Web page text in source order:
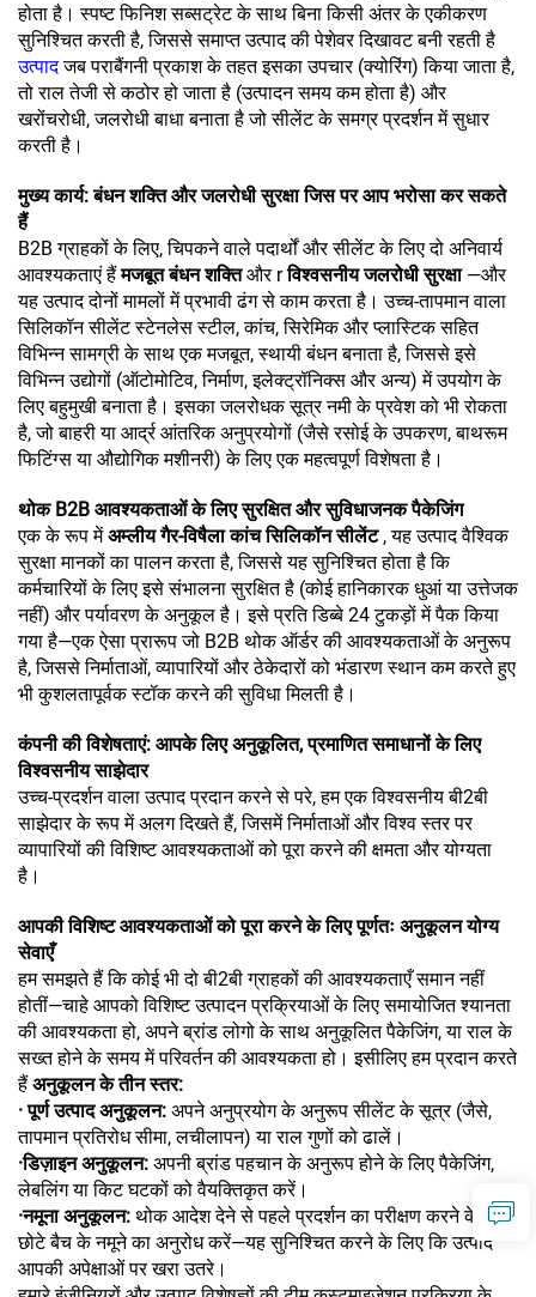
होता है। स्पष्ट फिनिश सब्सट्रेट के साथ बिना किसी अंतर के एकीकरण
सुनिश्चित करती है, जिससे समाप्त उत्पाद की पेशेवर दिखावट बनी रहती है
उत्पादजब पराबैंगनी प्रकाश के तहत इसका उपचार (क्योरिंग) किया जाता है,
तो राल तेजी से कठोर हो जाता है (उत्पादन समय कम होता है) और
खरोंचरोधी, जलरोधी बाधा बनाता है जो सीलेंट के समग्र प्रदर्शन में सुधार
करती है।
मुख्य कार्य: बंधन शक्ति और जलरोधी सुरक्षा जिस पर आप भरोसा कर सकते
हैं
B2B ग्राहकों के लिए, चिपकने वाले पदार्थों और सीलेंट के लिए दो अनिवार्य
आवश्यकताएं हैंमजबूत बंधन शक्तिऔर rविश्वसनीय जलरोधी सुरक्षा —और
यह उत्पाद दोनों मामलों में प्रभावी ढंग से काम करता है। उच्च-तापमान वाला
सिलिकॉन सीलेंट स्टेनलेस स्टील, कांच, सिरेमिक और प्लास्टिक सहित
विभिन्न सामग्री के साथ एक मजबूत, स्थायी बंधन बनाता है, जिससे इसे
विभिन्न उद्योगों (ऑटोमोटिव, निर्माण, इलेक्ट्रॉनिक्स और अन्य) में उपयोग के
लिए बहुमुखी बनाता है। इसका जलरोधक सूत्र नमी के प्रवेश को भी रोकता
है, जो बाहरी या आर्द्र आंतरिक अनुप्रयोगों (जैसे रसोई के उपकरण, बाथरूम
फिटिंग्स या औद्योगिक मशीनरी) के लिए एक महत्वपूर्ण विशेषता है।
थोक B2B आवश्यकताओं के लिए सुरक्षित और सुविधाजनक पैकेजिंग
एक के रूप मेंअम्लीय गैर-विषैला कांच सिलिकॉन सीलेंट , यह उत्पाद वैश्विक
सुरक्षा मानकों का पालन करता है, जिससे यह सुनिश्चित होता है कि
कर्मचारियों के लिए इसे संभालना सुरक्षित है (कोई हानिकारक धुआं या उत्तेजक
नहीं) और पर्यावरण के अनुकूल है। इसे प्रति डिब्बे 24 टुकड़ों में पैक किया
गया है—एक ऐसा प्रारूप जो B2B थोक ऑर्डर की आवश्यकताओं के अनुरूप
है, जिससे निर्माताओं, व्यापारियों और ठेकेदारों को भंडारण स्थान कम करते हुए
भी कुशलतापूर्वक स्टॉक करने की सुविधा मिलती है।
कंपनी की विशेषताएं: आपके लिए अनुकूलित, प्रमाणित समाधानों के लिए
विश्वसनीय साझेदार
उच्च-प्रदर्शन वाला उत्पाद प्रदान करने से परे, हम एक विश्वसनीय बी2बी
साझेदार के रूप में अलग दिखते हैं, जिसमें निर्माताओं और विश्व स्तर पर
व्यापारियों की विशिष्ट आवश्यकताओं को पूरा करने की क्षमता और योग्यता
है।
आपकी विशिष्ट आवश्यकताओं को पूरा करने के लिए पूर्णतः अनुकूलन योग्य
सेवाएँ
हम समझते हैं कि कोई भी दो बी2बी ग्राहकों की आवश्यकताएँ समान नहीं
होतीं—चाहे आपको विशिष्ट उत्पादन प्रक्रियाओं के लिए समायोजित श्यानता
की आवश्यकता हो, अपने ब्रांड लोगो के साथ अनुकूलित पैकेजिंग, या राल के
सख्त होने के समय में परिवर्तन की आवश्यकता हो। इसीलिए हम प्रदान करते
हैंअनुकूलन के तीन स्तर:
· पूर्ण उत्पाद अनुकूलन: अपने अनुप्रयोग के अनुरूप सीलेंट के सूत्र (जैसे,
तापमान प्रतिरोध सीमा, लचीलापन) या राल गुणों को ढालें।
·डिज़ाइन अनुकूलन: अपनी ब्रांड पहचान के अनुरूप होने के लिए पैकेजिंग,
लेबलिंग या किट घटकों को वैयक्तिकृत करें।
·नमूना अनुकूलन: थोक आदेश देने से पहले प्रदर्शन का परीक्षण करने के लिए
छोटे बैच के नमूने का अनुरोध करें—यह सुनिश्चित करने के लिए कि उत्पाद
आपकी अपेक्षाओं पर खरा उतरे।